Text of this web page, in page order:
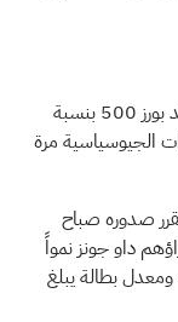
ومع ذلك، ارتفعت العقود الآجلة لمؤشر ستاندرد آند بورز 500 بنسبة
الجيوسياسية مرة
صدوره صباح
داو جونز نمواً
و65 ألف وظيفة، ومعدل بطالة يبلغ